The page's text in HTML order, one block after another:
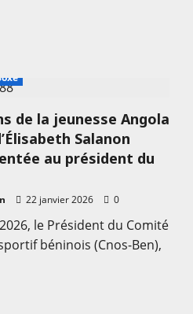
de la jeunesse Angola
Salanon
au président du
22 janvier 2026 0
le Président du Comité
béninois (Cnos-Ben),